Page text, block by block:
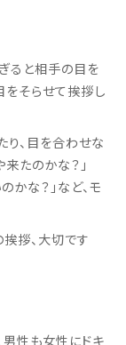
ると相手の目を
をそらせて挨拶し
、目を合わせな
たのかな？」
かな？」など、モ
拶、大切です
男性も女性にドキ